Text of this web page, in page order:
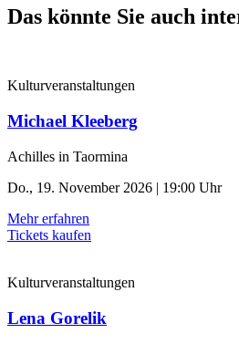
Das könnte Sie auch
Kulturveranstaltungen
Michael Kleeberg
Achilles in Taormina
Do., 19. November 2026 | 19:00 Uhr
Mehr erfahren
Tickets kaufen
Kulturveranstaltungen
Lena Gorelik